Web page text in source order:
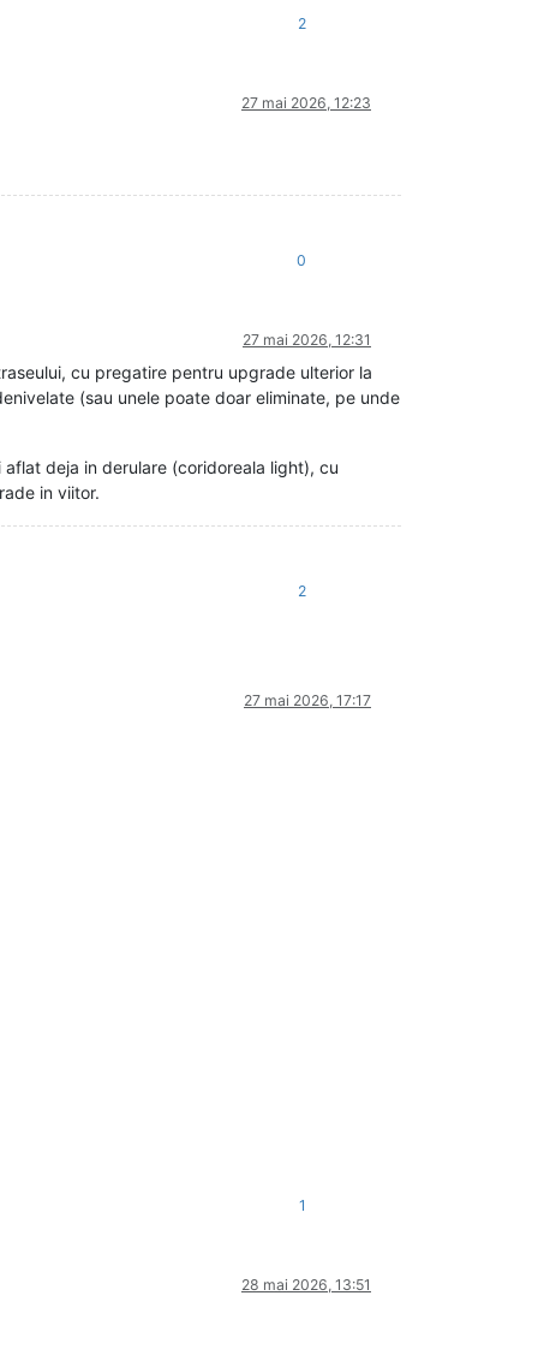
2
27 mai 2026, 12:23
0
27 mai 2026, 12:31
cu pregatire pentru upgrade ulterior la
(sau unele poate doar eliminate, pe unde
deja in derulare (coridoreala light), cu
in viitor.
2
27 mai 2026, 17:17
1
28 mai 2026, 13:51